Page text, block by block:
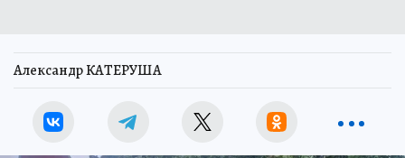
Александр КАТЕРУША